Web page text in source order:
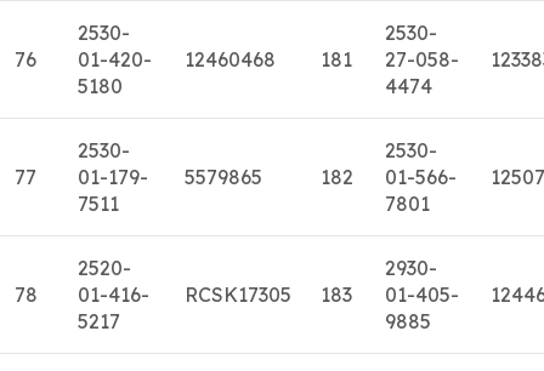
76
2530-
01-420-
5180
12460468 181
2530-
27-058-
4474
77
2530-
01-179-
7511
5579865 182
2530-
01-566-
7801
78
2520-
01-416-
5217
RCSK17305 183
2930-
01-405-
9885